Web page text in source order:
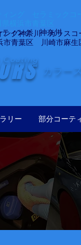
ティング 神奈川
ング神奈川 ガラス
市青葉区 川崎市麻
Coating
カラーズ
リー 部分コーテ